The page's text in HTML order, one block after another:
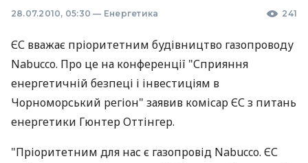
28.07.2010, 05:30 — Енергетика 241
ЄС вважає пріоритетним будівництво газопроводу
Nabucco. Про це на конференції "Сприяння
енергетичній безпеці і інвестиціям в
Чорноморський регіон" заявив комісар ЄС з питань
енергетики Гюнтер Оттінгер.
"Пріоритетним для нас є газопровід Nabucco. ЄС